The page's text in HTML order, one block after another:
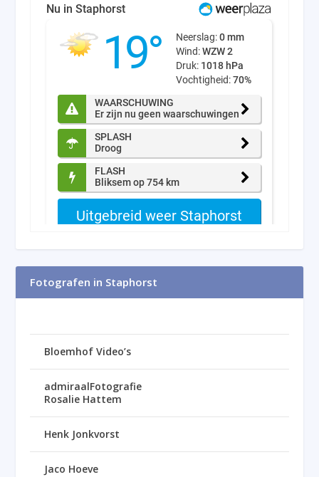
Fotografen in Staphorst
Bloemhof Video’s
admiraalFotografie
Rosalie Hattem
Henk Jonkvorst
Jaco Hoeve